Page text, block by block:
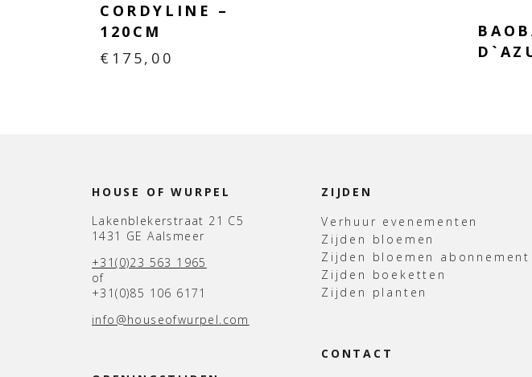
CORDYLINE –
120CM
€ 175,00
HOUSE OF WURPEL
Lakenblekerstraat 21 C5
1431 GE Aalsmeer
+31(0)23 563 1965
of
+31(0)85 106 6171
info@houseofwurpel.com
ZIJDEN
Verhuur evenementen
Zijden bloemen
Zijden bloemen abonnement
Zijden boeketten
Zijden planten
CONTACT